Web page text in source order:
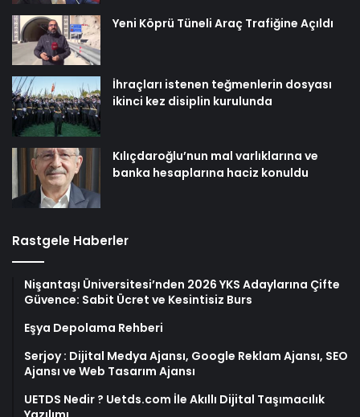
Yeni Köprü Tüneli Araç Trafiğine Açıldı
İhraçları istenen teğmenlerin dosyası
ikinci kez disiplin kurulunda
Kılıçdaroğlu’nun mal varlıklarına ve
banka hesaplarına haciz konuldu
Rastgele Haberler
Nişantaşı Üniversitesi’nden 2026 YKS Adaylarına Çifte
Güvence: Sabit Ücret ve Kesintisiz Burs
Eşya Depolama Rehberi
Serjoy : Dijital Medya Ajansı, Google Reklam Ajansı, SEO
Ajansı ve Web Tasarım Ajansı
UETDS Nedir ? Uetds.com İle Akıllı Dijital Taşımacılık